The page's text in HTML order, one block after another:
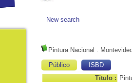
New search
Pintura Nacional :
Público
ISBD
Título :